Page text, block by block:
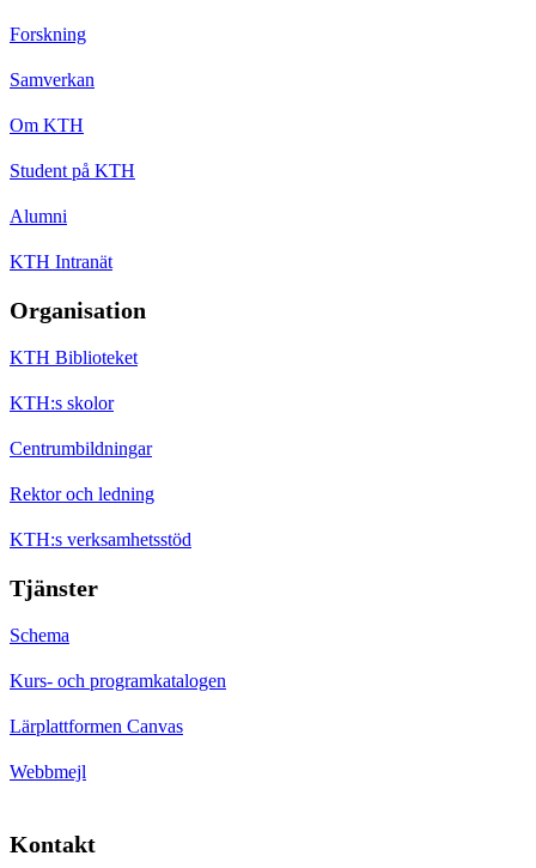
Forskning
Samverkan
Om KTH
Student på KTH
Alumni
KTH Intranät
Organisation
KTH Biblioteket
KTH:s skolor
Centrumbildningar
Rektor och ledning
KTH:s verksamhetsstöd
Tjänster
Schema
Kurs- och programkatalogen
Lärplattformen Canvas
Webbmejl
Kontakt